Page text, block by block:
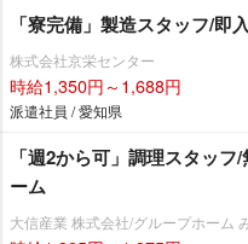
「寮完備」製造スタッフ/即
株式会社京栄センター
時給1,350円～1,688円
派遣社員 / 愛知県
「週2から可」調理スタッ
ーム
大信産業 株式会社/グループホーム